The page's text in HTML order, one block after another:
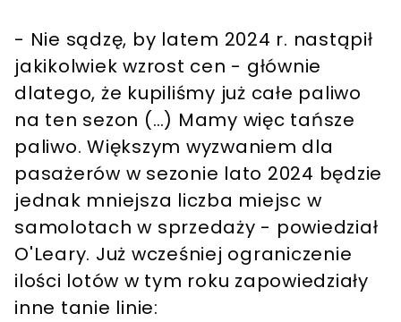
- Nie sądzę, by latem 2024 r. nastąpił
jakikolwiek wzrost cen - głównie
dlatego, że kupiliśmy już całe paliwo
na ten sezon (…) Mamy więc tańsze
paliwo. Większym wyzwaniem dla
pasażerów w sezonie lato 2024 będzie
jednak mniejsza liczba miejsc w
samolotach w sprzedaży - powiedział
O'Leary. Już wcześniej ograniczenie
ilości lotów w tym roku zapowiedziały
inne tanie linie: